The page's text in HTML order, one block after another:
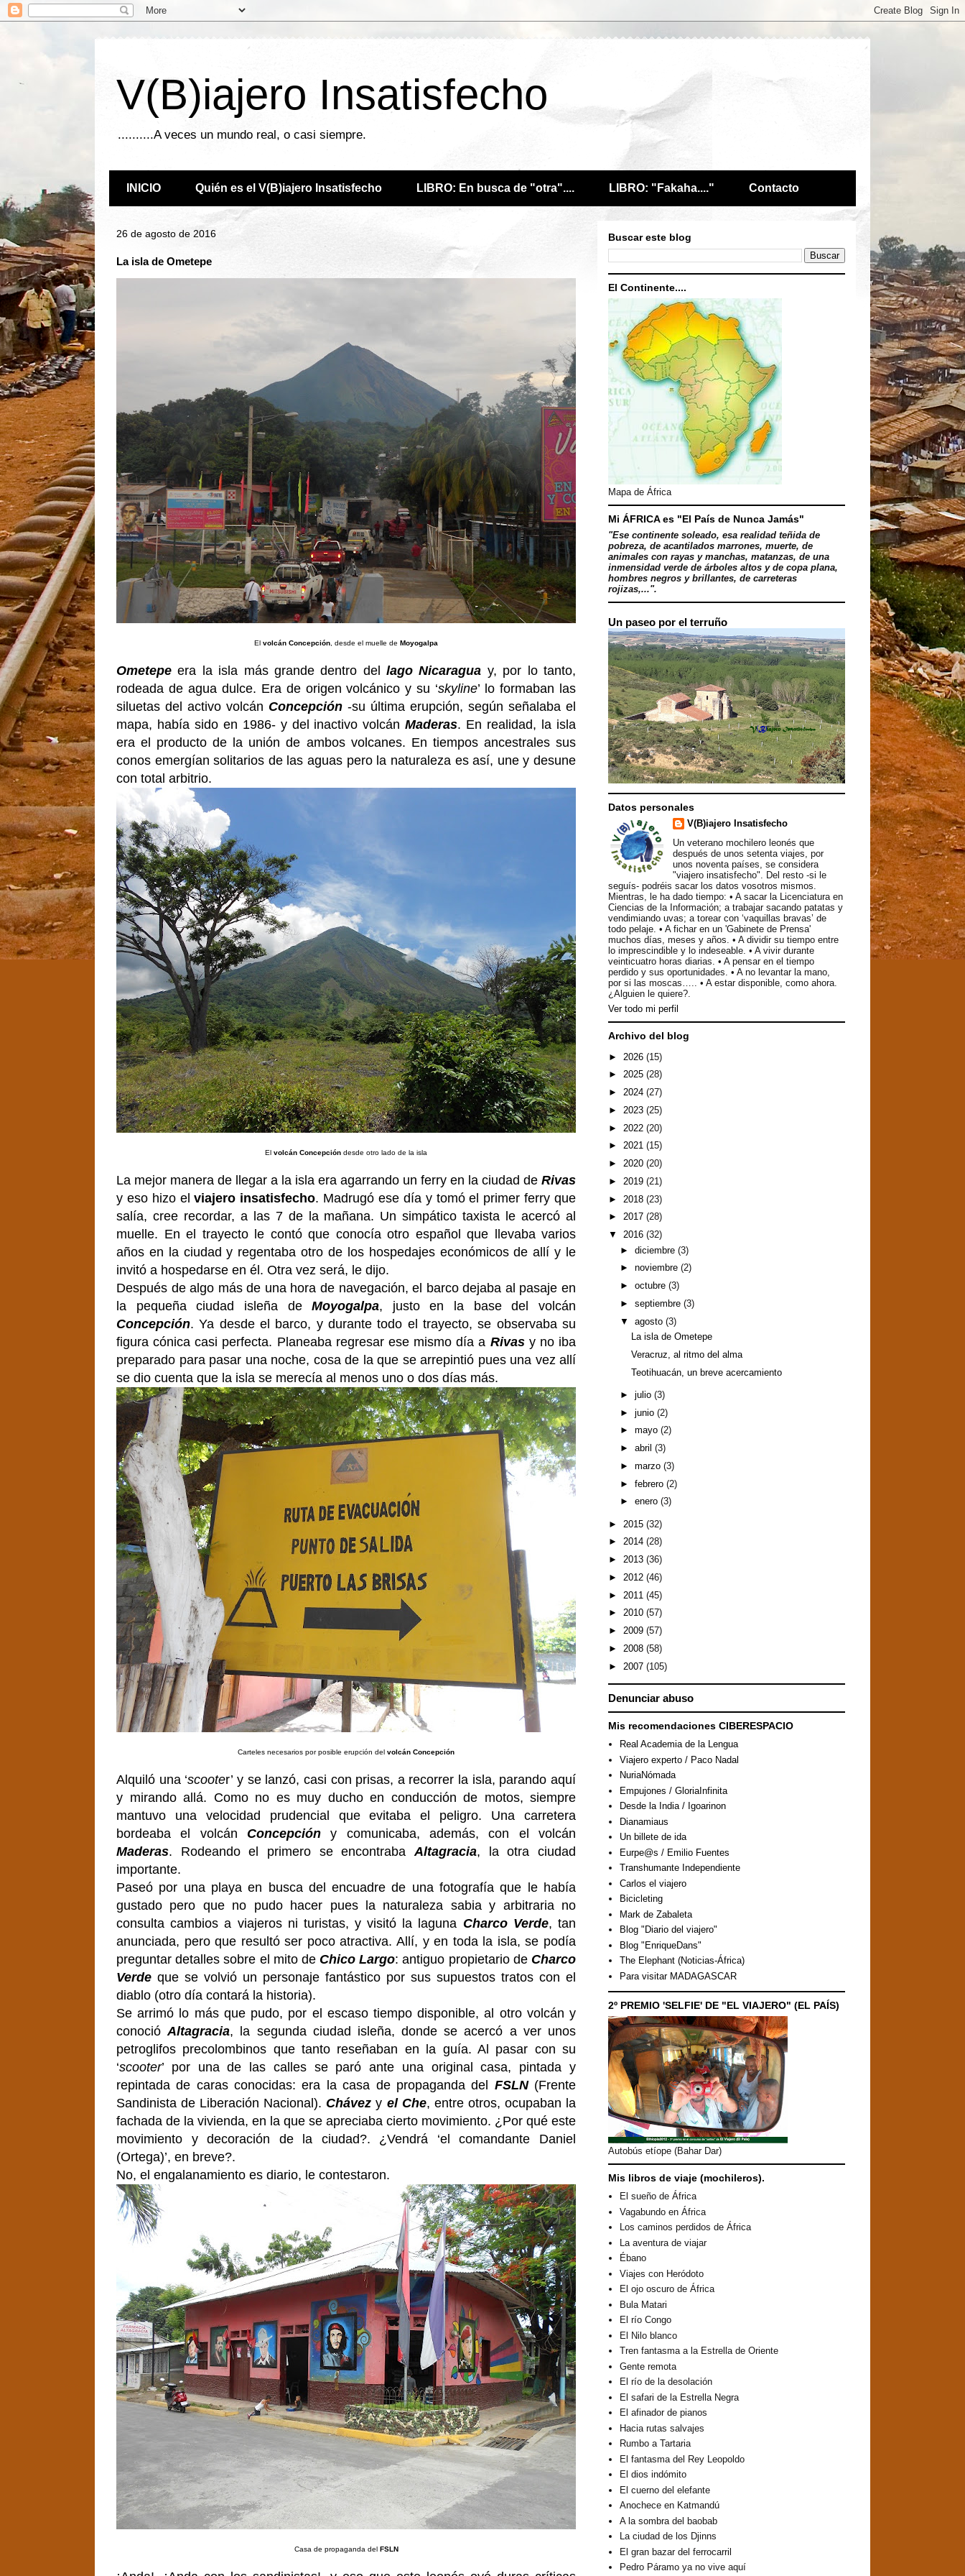
V(B)iajero Insatisfecho
..........A veces un mundo real, o casi siempre.
INICIO Quién es el V(B)iajero Insatisfecho LIBRO: En busca de "otra".... LIBRO: "Fakaha...." Contacto
26 de agosto de 2016
La isla de Ometepe
El volcán Concepción , desde el muelle de Moyogalpa
Ometepe era la isla más grande dentro dellago Nicaragua y, por lo tanto,
rodeada de agua dulce. Era de origen volcánico y su ‘skyline’ lo formaban las
siluetas del activo volcán Concepción -su última erupción, según señalaba el
mapa, había sido en 1986- y del inactivo volcánMaderas. En realidad, la isla
era el producto de la unión de ambos volcanes. En tiempos ancestrales sus
conos emergían solitarios de las aguas pero la naturaleza es así, une y desune
con total arbitrio.
El volcán Concepción desde otro lado de la isla
La mejor manera de llegar a la isla era agarrando un ferry en la ciudad de Rivas
y eso hizo elviajero insatisfecho. Madrugó ese día y tomó el primer ferry que
salía, cree recordar, a las 7 de la mañana. Un simpático taxista le acercó al
muelle. En el trayecto le contó que conocía otro español que llevaba varios
años en la ciudad y regentaba otro de los hospedajes económicos de allí y le
invitó a hospedarse en él. Otra vez será, le dijo.
Después de algo más de una hora de navegación, el barco dejaba al pasaje en
la pequeña ciudad isleña deMoyogalpa, justo en la base del volcán
Concepción. Ya desde el barco, y durante todo el trayecto, se observaba su
figura cónica casi perfecta. Planeaba regresar ese mismo día a Rivasy no iba
preparado para pasar una noche, cosa de la que se arrepintió pues una vez allí
se dio cuenta que la isla se merecía al menos uno o dos días más.
Carteles necesarios por posible erupción del volcán Concepción
Alquiló una ‘scooter’ y se lanzó, casi con prisas, a recorrer la isla, parando aquí
y mirando allá. Como no es muy ducho en conducción de motos, siempre
mantuvo una velocidad prudencial que evitaba el peligro. Una carretera
bordeaba el volcán Concepción y comunicaba, además, con el volcán
Maderas. Rodeando el primero se encontrabaAltagracia, la otra ciudad
importante.
Paseó por una playa en busca del encuadre de una fotografía que le había
gustado pero que no pudo hacer pues la naturaleza sabia y arbitraria no
consulta cambios a viajeros ni turistas, y visitó la laguna Charco Verde, tan
anunciada, pero que resultó ser poco atractiva. Allí, y en toda la isla, se podía
preguntar detalles sobre el mito de Chico Largo: antiguo propietario de Charco
Verde que se volvió un personaje fantástico por sus supuestos tratos con el
diablo (otro día contará la historia).
Se arrimó lo más que pudo, por el escaso tiempo disponible, al otro volcán y
conocióAltagracia, la segunda ciudad isleña, donde se acercó a ver unos
petroglifos precolombinos que tanto reseñaban en la guía. Al pasar con su
‘scooter’ por una de las calles se paró ante una original casa, pintada y
repintada de caras conocidas: era la casa de propaganda del FSLN(Frente
Sandinista de Liberación Nacional). Chávez y el Che, entre otros, ocupaban la
fachada de la vivienda, en la que se apreciaba cierto movimiento. ¿Por qué este
movimiento y decoración de la ciudad?. ¿Vendrá ‘el comandante Daniel
(Ortega)’, en breve?.
No, el engalanamiento es diario, le contestaron.
Casa de propaganda del FSLN
Buscar este blog
El Continente....
Mapa de África
Mi ÁFRICA es "El País de Nunca Jamás"
"Ese continente soleado, esa realidad teñida de
pobreza, de acantilados marrones, muerte, de
animales con rayas y manchas, matanzas, de una
inmensidad verde de árboles altos y de copa plana,
hombres negros y brillantes, de carreteras
rojizas,...".
Un paseo por el terruño
Datos personales
V(B)iajero Insatisfecho
Un veterano mochilero leonés que
después de unos setenta viajes, por
unos noventa países, se considera
"viajero insatisfecho". Del resto -si le
seguís- podréis sacar los datos vosotros mismos.
Mientras, le ha dado tiempo: • A sacar la Licenciatura en
Ciencias de la Información; a trabajar sacando patatas y
vendimiando uvas; a torear con ‘vaquillas bravas’ de
todo pelaje. • A fichar en un 'Gabinete de Prensa'
muchos días, meses y años. • A dividir su tiempo entre
lo imprescindible y lo indeseable. • A vivir durante
veinticuatro horas diarias. • A pensar en el tiempo
perdido y sus oportunidades. • A no levantar la mano,
por si las moscas….. • A estar disponible, como ahora.
¿Alguien le quiere?.
Ver todo mi perfil
Archivo del blog
► 2026 (15)
► 2025 (28)
► 2024 (27)
► 2023 (25)
► 2022 (20)
► 2021 (15)
► 2020 (20)
► 2019 (21)
► 2018 (23)
► 2017 (28)
▼ 2016 (32)
► diciembre (3)
► noviembre (2)
► octubre (3)
► septiembre (3)
▼ agosto (3)
La isla de Ometepe
Veracruz, al ritmo del alma
Teotihuacán, un breve acercamiento
► julio (3)
► junio (2)
► mayo (2)
► abril (3)
► marzo (3)
► febrero (2)
► enero (3)
► 2015 (32)
► 2014 (28)
► 2013 (36)
► 2012 (46)
► 2011 (45)
► 2010 (57)
► 2009 (57)
► 2008 (58)
► 2007 (105)
Denunciar abuso
Mis recomendaciones CIBERESPACIO
Real Academia de la Lengua
Viajero experto / Paco Nadal
NuriaNómada
Empujones / GloriaInfinita
Desde la India / Igoarinon
Dianamiaus
Un billete de ida
Eurpe@s / Emilio Fuentes
Transhumante Independiente
Carlos el viajero
Bicicleting
Mark de Zabaleta
Blog "Diario del viajero"
Blog "EnriqueDans"
The Elephant (Noticias-África)
Para visitar MADAGASCAR
2º PREMIO 'SELFIE' DE "EL VIAJERO" (EL PAÍS)
Autobús etíope (Bahar Dar)
Mis libros de viaje (mochileros).
El sueño de África
Vagabundo en África
Los caminos perdidos de África
La aventura de viajar
Ébano
Viajes con Heródoto
El ojo oscuro de África
Bula Matari
El río Congo
El Nilo blanco
Tren fantasma a la Estrella de Oriente
Gente remota
El río de la desolación
El safari de la Estrella Negra
El afinador de pianos
Hacia rutas salvajes
Rumbo a Tartaria
El fantasma del Rey Leopoldo
El dios indómito
El cuerno del elefante
Anochece en Katmandú
A la sombra del baobab
La ciudad de los Djinns
El gran bazar del ferrocarril
Pedro Páramo ya no vive aquí